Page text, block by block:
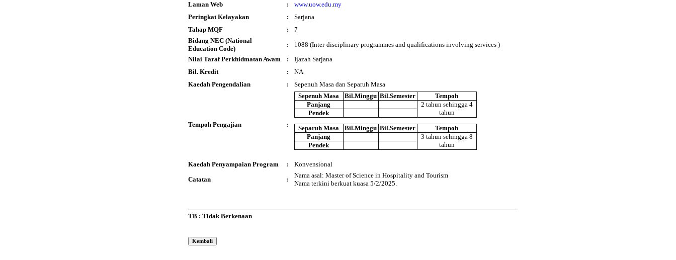
Laman Web
:
www.uow.edu.my
Peringkat Kelayakan
:
Sarjana
Tahap MQF
:
7
Bidang NEC (National
Education Code)
:
1088 (Inter-disciplinary programmes and qualifications involving services )
Nilai Taraf Perkhidmatan Awam
:
Ijazah Sarjana
Bil. Kredit
:
NA
Kaedah Pengendalian
: Sepenuh Masa dan Separuh Masa
Tempoh Pengajian :
Sepenuh Masa Bil.Minggu Bil.Semester
Tempoh
Panjang
2 tahun sehingga 4
tahun
Pendek
Separuh Masa
Bil.Minggu Bil.Semester
Tempoh
Panjang
3 tahun sehingga 8
tahun
Pendek
Kaedah Penyampaian Program :
Konvensional
Catatan
:
Nama asal: Master of Science in Hospitality and Tourism
Nama terkini berkuat kuasa 5/2/2025.
TB : Tidak Berkenaan